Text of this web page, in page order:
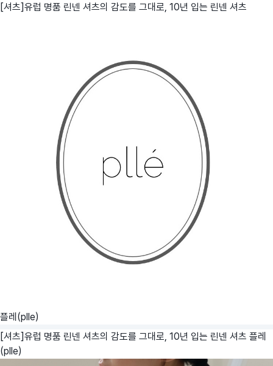
[셔츠]유럽 명품 린넨 셔츠의 감도를 그대로, 10년 입는 린넨 셔츠
플레(plle)
[셔츠]유럽 명품 린넨 셔츠의 감도를 그대로, 10년 입는 린넨 셔츠 플레
(plle)